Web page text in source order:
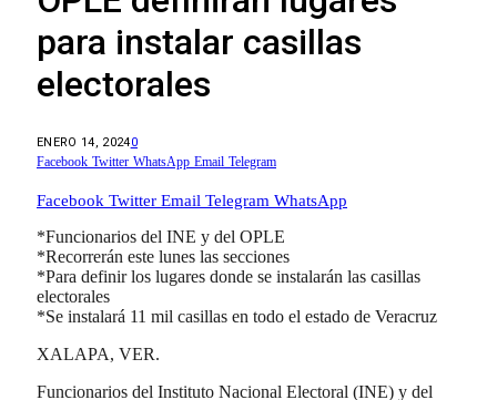
para instalar casillas
electorales
ENERO 14, 20240
Facebook Twitter WhatsApp Email Telegram
Facebook Twitter Email Telegram WhatsApp
*Funcionarios del INE y del OPLE
*Recorrerán este lunes las secciones
*Para definir los lugares donde se instalarán las casillas
electorales
*Se instalará 11 mil casillas en todo el estado de Veracruz
XALAPA, VER.
Funcionarios del Instituto Nacional Electoral (INE) y del